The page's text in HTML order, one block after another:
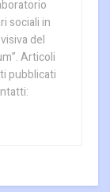
sociali in
del
Articoli
pubblicati